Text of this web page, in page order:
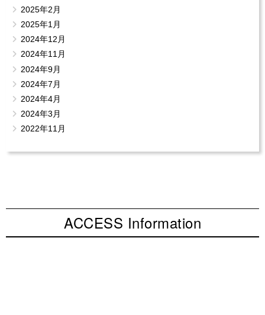
2025年2月
2025年1月
2024年12月
2024年11月
2024年9月
2024年7月
2024年4月
2024年3月
2022年11月
ACCESS Information